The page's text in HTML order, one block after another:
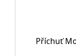
Příchuť